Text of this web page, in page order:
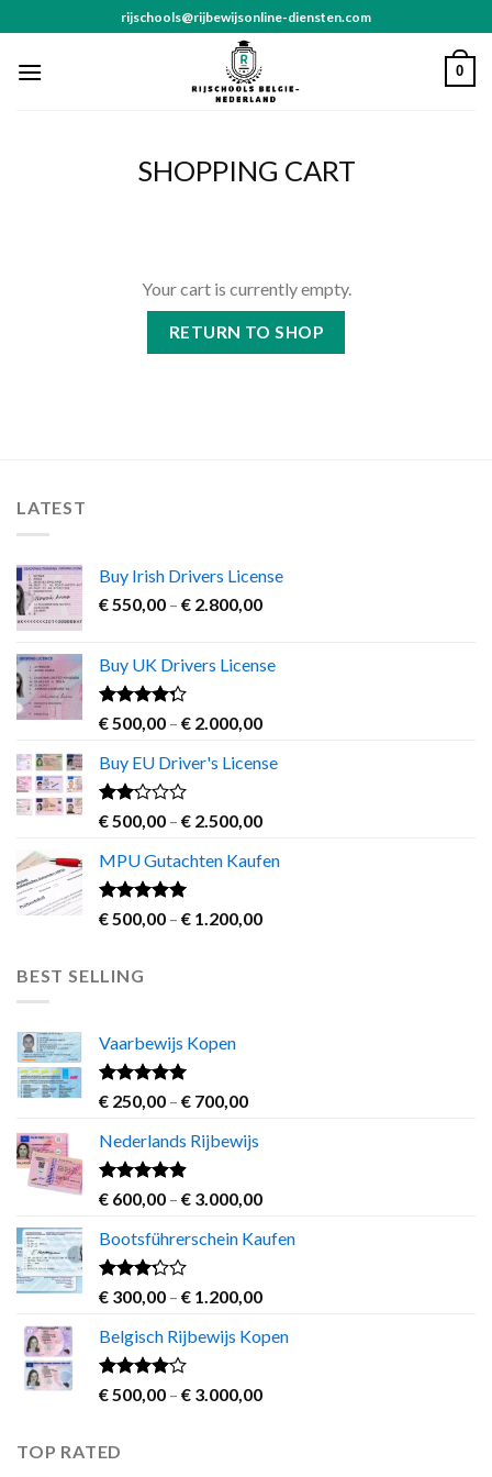
to
content
rijschools@rijbewijsonline-diensten.com
0
SHOPPING CART
Your cart is currently empty.
RETURN TO SHOP
LATEST
Buy Irish Drivers License
€550,00 – € 2.800,00Price
through
Buy UK Drivers License
Rated
out
of 5
€500,00 – € 2.000,00Price
€ 500,00
€ 2.000,00
Buy EU Driver's License
Rated
out
of 5
€500,00 – € 2.500,00Price
€ 500,00
€ 2.500,00
MPU Gutachten Kaufen
Rated5.00
out of 5
€500,00 – € 1.200,00Price
BEST SELLING
Vaarbewijs Kopen
Rated4.63
out of 5
€ 250,00 – € 700,00Price
€ 250,00
€ 700,00
Nederlands Rijbewijs
Rated4.60
out of 5
€ 600,00 – € 3.000,00Price
€ 600,00
€ 3.000,00
Bootsführerschein Kaufen
Rated
out of
5
€ 300,00 – € 1.200,00Price
€ 300,00
€ 1.200,00
Belgisch Rijbewijs Kopen
Rated
out
€500,00 – € 3.000,00Price
TOP RATED